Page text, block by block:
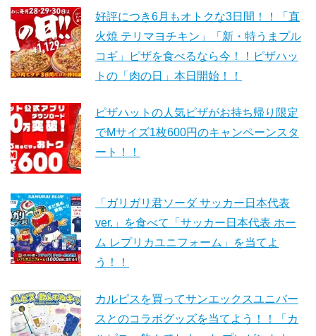
好評につき6月もオトクな3日間！！「直
火焼 テリマヨチキン」「新・特うまプル
コギ」ピザを食べるなら今！！ピザハッ
トの「肉の日」本日開始！！
ピザハットの人気ピザがお持ち帰り限定
でMサイズ1枚600円のキャンペーンスタ
ート！！
「ガリガリ君ソーダ サッカー日本代表
ver.」を食べて「サッカー日本代表 ホー
ム レプリカユニフォーム」を当てよ
う！！
カルピスを買ってサンエックスユニバー
スとのコラボグッズを当てよう！！「カ